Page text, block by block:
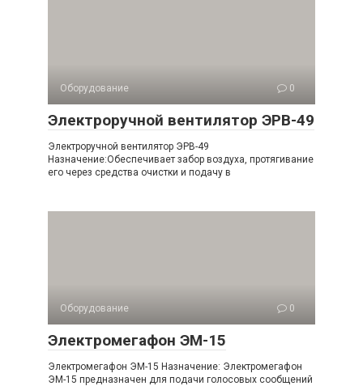
Оборудование 0
Электроручной вентилятор ЭРВ-49
Электроручной вентилятор ЭРВ-49
Назначение:Обеспечивает забор воздуха, протягивание
его через средства очистки и подачу в
Оборудование 0
Электромегафон ЭМ-15
Электромегафон ЭМ-15 Назначение: Электромегафон
ЭМ-15 предназначен для подачи голосовых сообщений